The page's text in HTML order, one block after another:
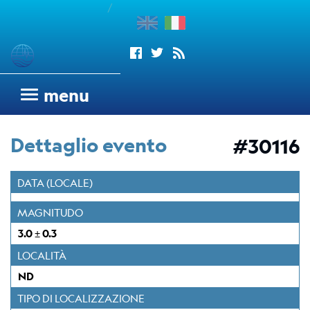
/
menu
Sismogrammi
sismometrica
OGS
Rete
Sismometrica
Italo-
Argentina
dell'OGS
Wood
Trieste
Dettaglio evento #30116
DATA (LOCALE)
MAGNITUDO
3.0 ± 0.3
LOCALITÀ
ND
TIPO DI LOCALIZZAZIONE